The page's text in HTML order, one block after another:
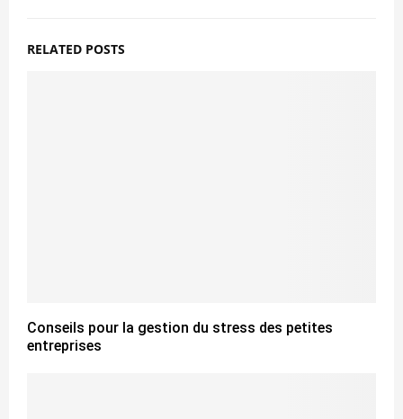
RELATED POSTS
Conseils pour la gestion du stress des petites
entreprises